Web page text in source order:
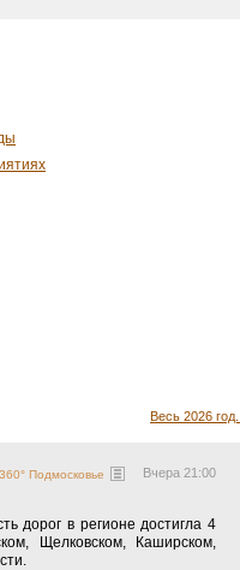
Весь 2026 год...
Вчера 21:00
360° Подмосковье
дорог в регионе достигла 4
Щелковском, Каширском,